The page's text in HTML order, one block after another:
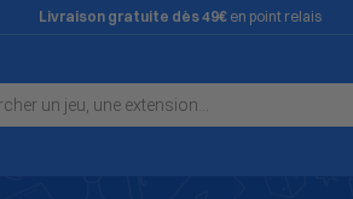
Livraison gratuite dès 49€ en point relais